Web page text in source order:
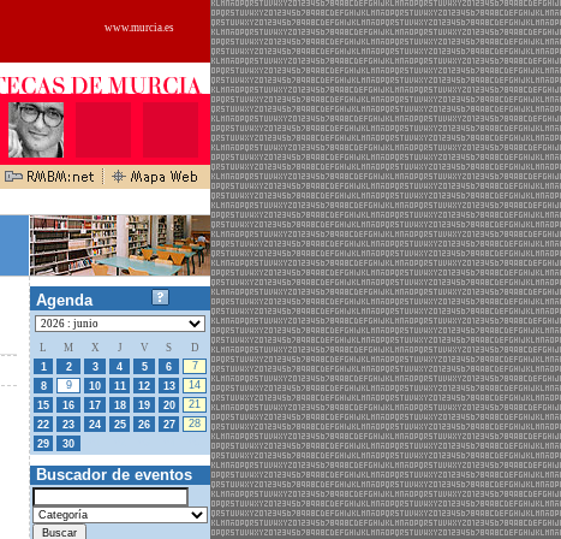
www.murcia.es
Agenda
L M X J V S
D
1
2 3 4 5 6
7
8
9 10 11 12 13
14
15
16 17 18 19 20
21
22
23 24 25 26 27
28
29
30
Buscador de eventos